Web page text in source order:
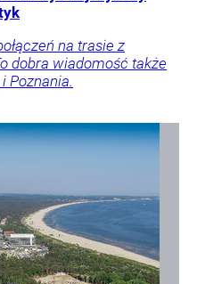
na trasie z
dobra wiadomość także
Poznania.